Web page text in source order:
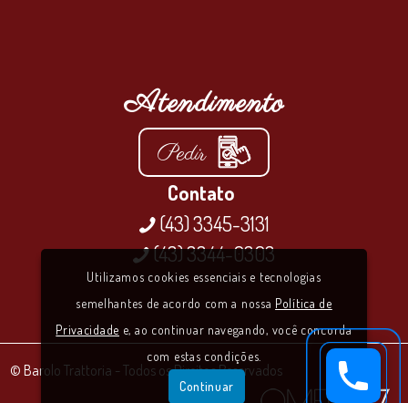
Atendimento
Pedir
Contato
(43) 3345-3131
(43) 3344-0303
© Barolo Trattoria - Todos os Direitos Reservados
Utilizamos cookies essenciais e tecnologias
semelhantes de acordo com a nossa Política de
Privacidade e, ao continuar navegando, você concorda
com estas condições.
Continuar